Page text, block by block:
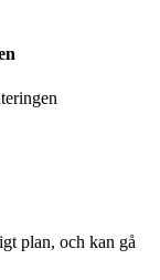
plan, och kan gå